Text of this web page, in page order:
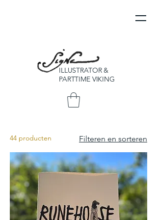
ILLUSTRATOR &
PARTTIME VIKING
44 producten Filteren en sorteren